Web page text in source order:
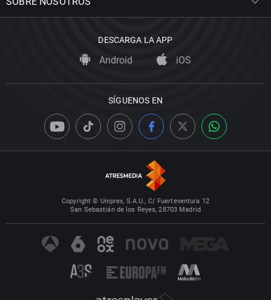
DESCARGA LA APP
Android iOS
SÍGUENOS EN
Copyright © Uniprex, S.A.U., C/ Fuerteventura 12
San Sebastián de los Reyes, 28703 Madrid